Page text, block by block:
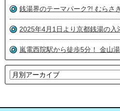
銭湯界のテーマパーク?! むらさ
2025年4月1日より京都銭湯の入
嵐電西院駅から徒歩5分！ 金山